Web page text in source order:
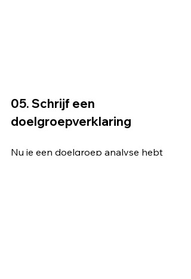
05. Schrijf een
doelgroepverklaring
Nu je een doelgroep analyse hebt